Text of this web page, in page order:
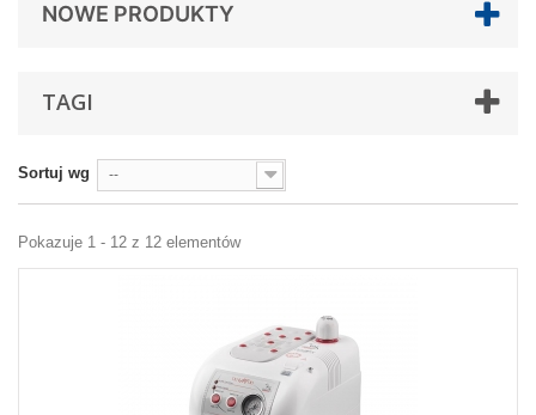
NOWE PRODUKTY
TAGI
Sortuj wg --
Pokazuje 1 - 12 z 12 elementów